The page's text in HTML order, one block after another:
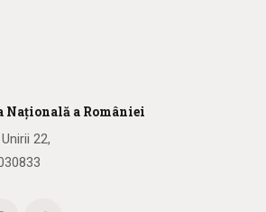
Națională a României
22,